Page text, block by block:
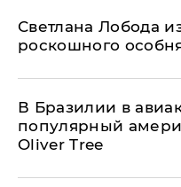
Светлана Лобода
роскошного
В Бразилии в
популярный
Oliver Tree